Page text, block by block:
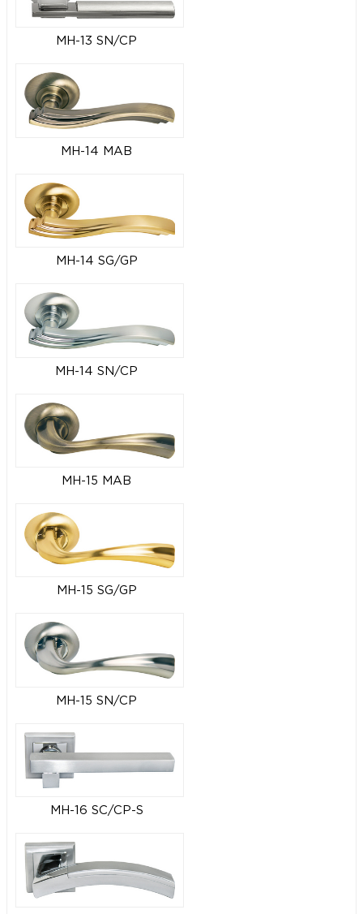
MH-13 SN/CP
MH-14 MAB
MH-14 SG/GP
MH-14 SN/CP
MH-15 MAB
MH-15 SG/GP
MH-15 SN/CP
MH-16 SC/CP-S